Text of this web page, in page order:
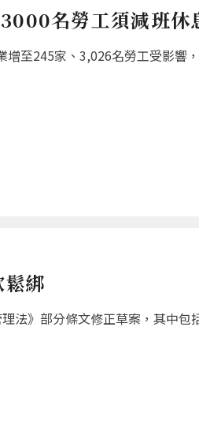
名勞工須減班休
至245家、3,026名勞工受影響
綁
法》部分條文修正草案，其中